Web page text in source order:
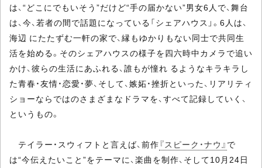
は、“どこにでもいそう”だけど“手の届かない”男女6人で、舞台
は、今、若者の間で話題になっている「シェアハウス」。6人は、
海辺 にたたずむ一軒の家で、縁もゆかりもない同士で共同生
活を始める。そのシェアハウスの様子を四六時中カメラで追い
かけ、彼らの生活にあふれる、誰もが憧れ るようなキラキラし
た青春・友情・恋愛・夢、そして、嫉妬・挫折といった、リアリティ
ショーならではのさまざまなドラマを、すべて記録していく、
というもの。
テイラー・スウィフトと言えば、前作『スピーク・ナウ』 で
は“今伝えたいこと”をテーマに、楽曲を制作、そして10月24日